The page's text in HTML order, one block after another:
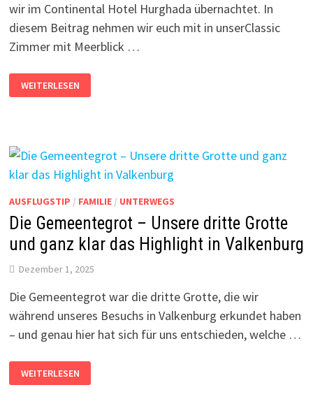
wir im Continental Hotel Hurghada übernachtet. In
diesem Beitrag nehmen wir euch mit in unserClassic
Zimmer mit Meerblick …
IM
CONTINENTAL
ZIMMER
MIT
MEERBLICK
WEITERLESEN
AUSFLUGSTIP / FAMILIE/ UNTERWEGS
Die Gemeentegrot – Unsere dritte Grotte
und ganz klar das Highlight in Valkenburg
Dezember 1, 2025
Die Gemeentegrot war die dritte Grotte, die wir
während unseres Besuchs in Valkenburg erkundet haben
– und genau hier hat sich für uns entschieden, welche …
GEMEENTEGROT
–
WEITERLESEN